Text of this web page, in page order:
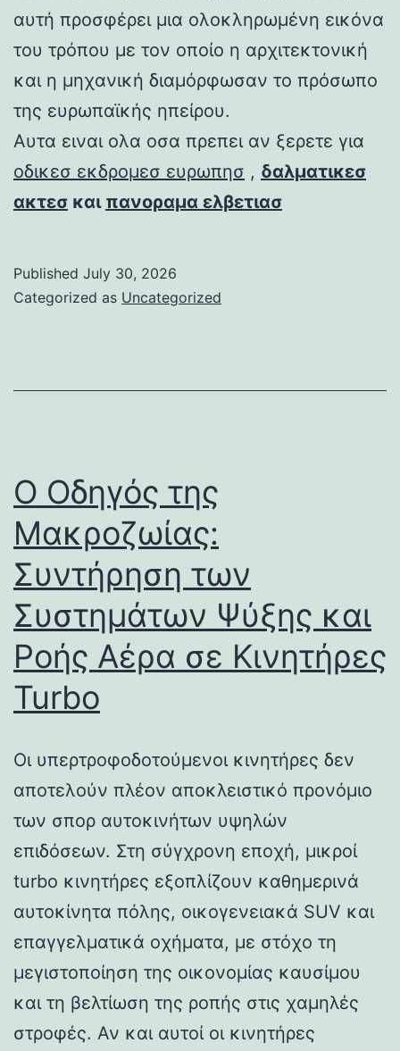
αυτή προσφέρει μια ολοκληρωμένη εικόνα
του τρόπου με τον οποίο η αρχιτεκτονική
και η μηχανική διαμόρφωσαν το πρόσωπο
της ευρωπαϊκής ηπείρου.
Αυτα ειναι ολα οσα πρεπει αν ξερετε για
οδικεσ εκδρομεσ ευρωπησ , δαλματικεσ
ακτεσ και πανοραμα ελβετιασ
Published July 30, 2026
Categorized as Uncategorized
Ο Οδηγός της
Μακροζωίας:
Συντήρηση των
Συστημάτων Ψύξης και
Ροής Αέρα σε Κινητήρες
Turbo
Οι υπερτροφοδοτούμενοι κινητήρες δεν
αποτελούν πλέον αποκλειστικό προνόμιο
των σπορ αυτοκινήτων υψηλών
επιδόσεων. Στη σύγχρονη εποχή, μικροί
turbo κινητήρες εξοπλίζουν καθημερινά
αυτοκίνητα πόλης, οικογενειακά SUV και
επαγγελματικά οχήματα, με στόχο τη
μεγιστοποίηση της οικονομίας καυσίμου
και τη βελτίωση της ροπής στις χαμηλές
στροφές. Αν και αυτοί οι κινητήρες